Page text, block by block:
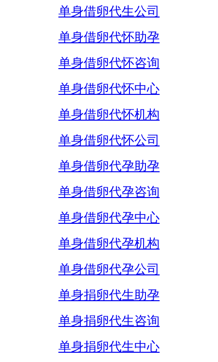
单身借卵代生公司
单身借卵代怀助孕
单身借卵代怀咨询
单身借卵代怀中心
单身借卵代怀机构
单身借卵代怀公司
单身借卵代孕助孕
单身借卵代孕咨询
单身借卵代孕中心
单身借卵代孕机构
单身借卵代孕公司
单身捐卵代生助孕
单身捐卵代生咨询
单身捐卵代生中心